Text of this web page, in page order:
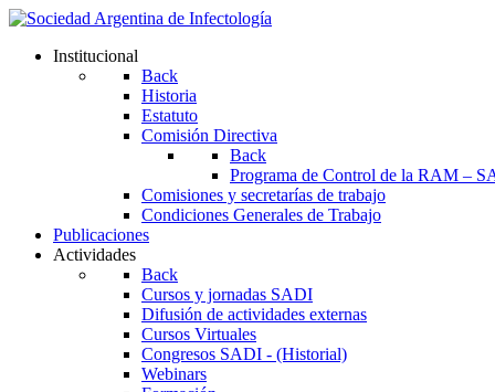
Institucional
Back
Historia
Estatuto
Comisión Directiva
Back
Programa de Control de la RAM –
Comisiones y secretarías de trabajo
Condiciones Generales de Trabajo
Publicaciones
Actividades
Back
Cursos y jornadas SADI
Difusión de actividades externas
Cursos Virtuales
Congresos SADI - (Historial)
Webinars